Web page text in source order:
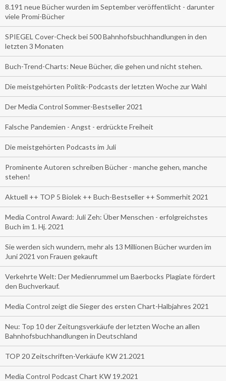
8.191 neue Bücher wurden im September veröffentlicht - darunter
viele Promi-Bücher
SPIEGEL Cover-Check bei 500 Bahnhofsbuchhandlungen in den
letzten 3 Monaten
Buch-Trend-Charts: Neue Bücher, die gehen und nicht stehen.
Die meistgehörten Politik-Podcasts der letzten Woche zur Wahl
Der Media Control Sommer-Bestseller 2021
Falsche Pandemien - Angst - erdrückte Freiheit
Die meistgehörten Podcasts im Juli
Prominente Autoren schreiben Bücher - manche gehen, manche
stehen!
Aktuell ++ TOP 5 Biolek ++ Buch-Bestseller ++ Sommerhit 2021
Media Control Award: Juli Zeh: Über Menschen - erfolgreichstes
Buch im 1. Hj. 2021
Sie werden sich wundern, mehr als 13 Millionen Bücher wurden im
Juni 2021 von Frauen gekauft
Verkehrte Welt: Der Medienrummel um Baerbocks Plagiate fördert
den Buchverkauf.
Media Control zeigt die Sieger des ersten Chart-Halbjahres 2021
Neu: Top 10 der Zeitungsverkäufe der letzten Woche an allen
Bahnhofsbuchhandlungen in Deutschland
TOP 20 Zeitschriften-Verkäufe KW 21.2021
Media Control Podcast Chart KW 19.2021